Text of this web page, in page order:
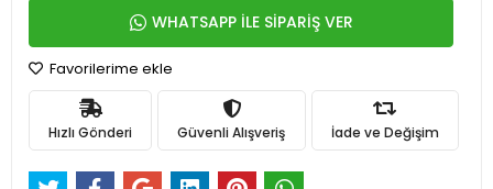
WHATSAPP İLE SİPARİŞ VER
Favorilerime ekle
Hızlı Gönderi Güvenli Alışveriş İade ve Değişim